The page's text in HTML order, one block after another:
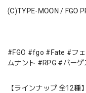
(C)TYPE-MOON / FGO
#FGO #fgo #Fate #フ
ムナント #RPG #バー
【ラインナップ 全12種】